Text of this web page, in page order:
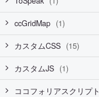
ccGridMap (1)
カスタムCSS (15)
カスタムJS (1)
ココフォリアスクリプト